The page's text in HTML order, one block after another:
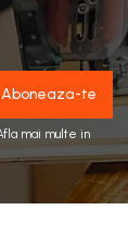
mai multe in